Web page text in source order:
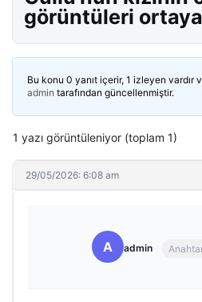
görüntüleri ortaya
Bu konu 0 yanıt içerir, 1 izleyen vardır
admin tarafından güncellenmiştir.
1 yazı görüntüleniyor (toplam 1)
29/05/2026: 6:08 am
A admin